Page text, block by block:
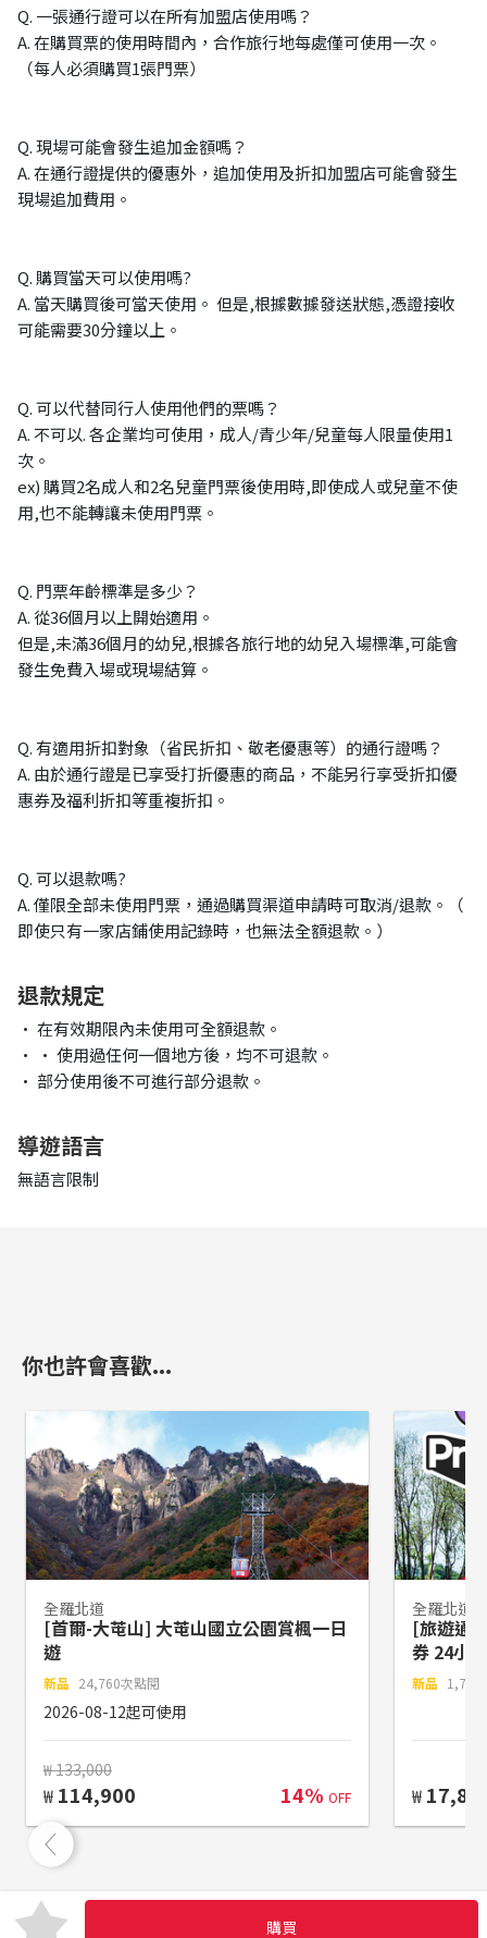
Q. 一張通行證可以在所有加盟店使用嗎？
A. 在購買票的使用時間內，合作旅行地每處僅可使用一次。
（每人必須購買1張門票）
Q. 現場可能會發生追加金額嗎？
A. 在通行證提供的優惠外，追加使用及折扣加盟店可能會發生
現場追加費用。
Q. 購買當天可以使用嗎?
A. 當天購買後可當天使用。 但是,根據數據發送狀態,憑證接收
可能需要30分鐘以上。
Q. 可以代替同行人使用他們的票嗎？
A. 不可以. 各企業均可使用，成人/青少年/兒童每人限量使用1
次。
ex) 購買2名成人和2名兒童門票後使用時,即使成人或兒童不使
用,也不能轉讓未使用門票。
Q. 門票年齡標準是多少？
A. 從36個月以上開始適用。
但是,未滿36個月的幼兒,根據各旅行地的幼兒入場標準,可能會
發生免費入場或現場結算。
Q. 有適用折扣對象（省民折扣、敬老優惠等）的通行證嗎？
A. 由於通行證是已享受打折優惠的商品，不能另行享受折扣優
惠券及福利折扣等重複折扣。
Q. 可以退款嗎?
A. 僅限全部未使用門票，通過購買渠道申請時可取消/退款。（
即使只有一家店鋪使用記錄時，也無法全額退款。）
退款規定
• 在有效期限內未使用可全額退款。
• • 使用過任何一個地方後，均不可退款。
• 部分使用後不可進行部分退款。
導遊語言
無語言限制
你也許會喜歡...
全羅北道
[首爾-大芚山] 大芚山國立公園賞楓一日
遊
新品 24,760次點閱
2026-08-12起可使用
₩ 133,000
₩ 114,900 14% OFF
全羅北道
[旅遊通
券 24小
新品 1,756
₩
購買